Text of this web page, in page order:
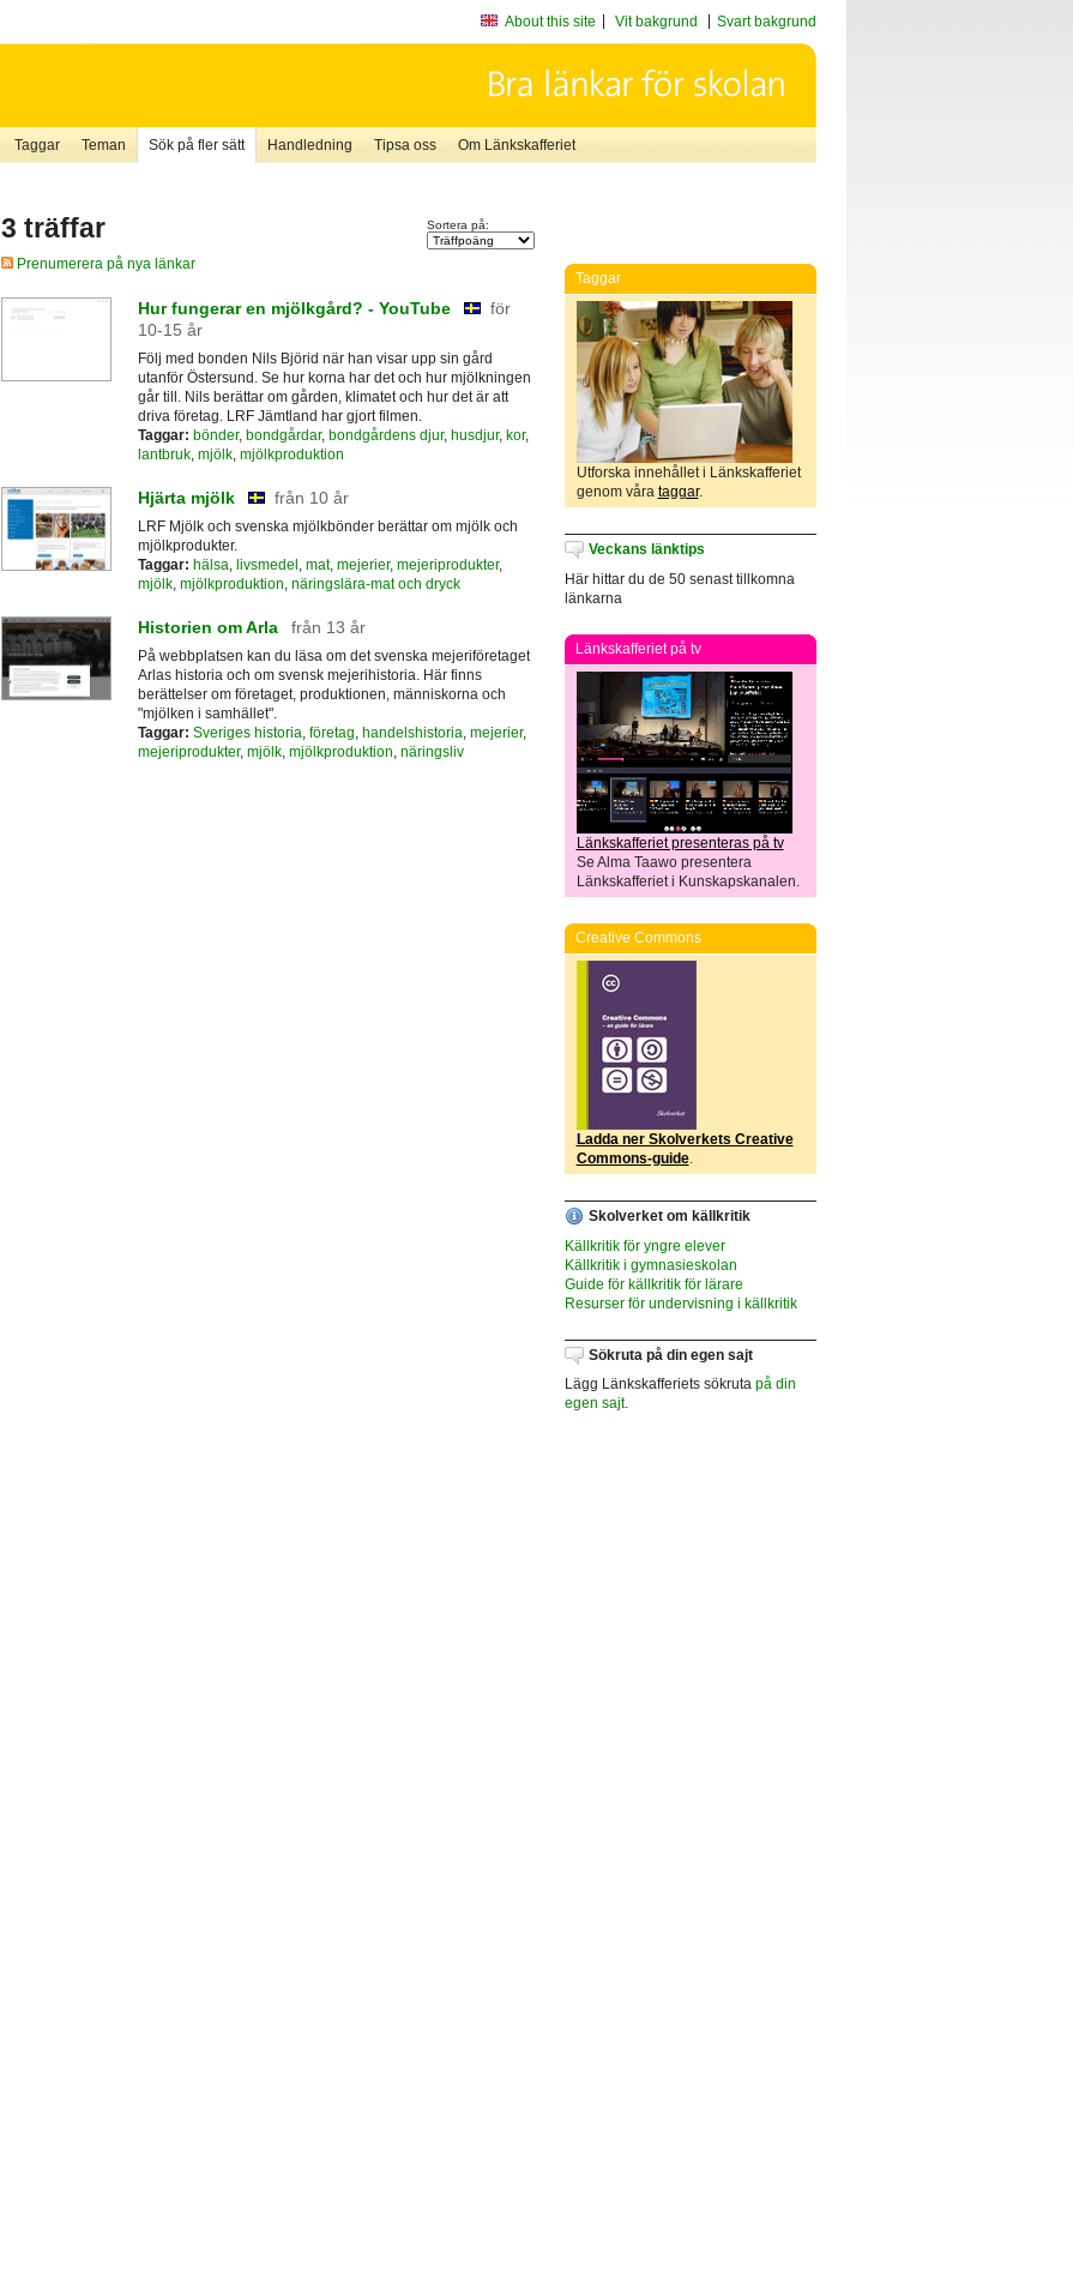
About this site Vit bakgrund Svart bakgrund
Taggar Teman Sök på fler sätt Handledning Tipsa oss Om Länkskafferiet
3 träffar Sortera på:
Prenumerera på nya länkar
Hur fungerar en mjölkgård? - YouTube
för
10-15 år
Följ med bonden Nils Björid när han visar upp sin gård
utanför Östersund. Se hur korna har det och hur mjölkningen
går till. Nils berättar om gården, klimatet och hur det är att
driva företag. LRF Jämtland har gjort filmen.
Taggar: bönder, bondgårdar, bondgårdens djur, husdjur, kor,
lantbruk, mjölk, mjölkproduktion
Hjärta mjölk från 10 år
LRF Mjölk och svenska mjölkbönder berättar om mjölk och
mjölkprodukter.
Taggar: hälsa, livsmedel , mat, mejerier, mejeriprodukter,
mjölk, mjölkproduktion, näringslära-mat och dryck
Historien om Arla från 13 år
På webbplatsen kan du läsa om det svenska mejeriföretaget
Arlas historia och om svensk mejerihistoria. Här finns
berättelser om företaget, produktionen, människorna och
"mjölken i samhället".
Taggar: Sveriges historia, företag, handelshistoria, mejerier,
mejeriprodukter, mjölk, mjölkproduktion, näringsliv
Taggar
Utforska innehållet i Länkskafferiet
genom våra taggar.
Veckans länktips
Här hittar du de 50 senast tillkomna
länkarna
Länkskafferiet på tv
Länkskafferiet presenteras på tv
Se Alma Taawo presentera
Länkskafferiet i Kunskapskanalen.
Creative Commons
Ladda ner Skolverkets Creative
Commons-guide.
Skolverket om källkritik
Källkritik för yngre elever
Källkritik i gymnasieskolan
Guide för källkritik för lärare
Resurser för undervisning i källkritik
Sökruta på din egen sajt
Lägg Länkskafferiets sökruta på din
egen sajt.